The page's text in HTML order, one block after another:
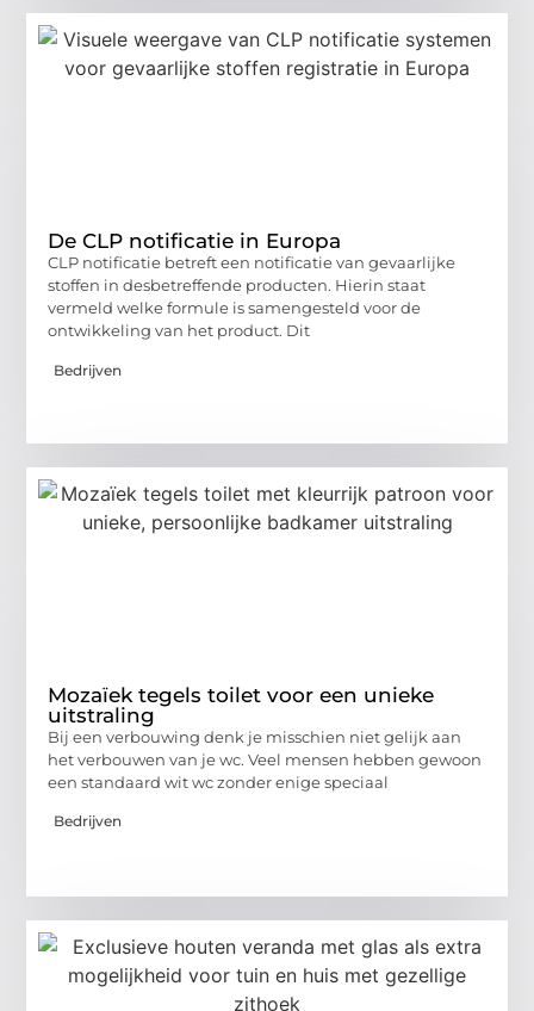
De CLP notificatie in Europa
CLP notificatie betreft een notificatie van gevaarlijke
stoffen in desbetreffende producten. Hierin staat
vermeld welke formule is samengesteld voor de
ontwikkeling van het product. Dit
Bedrijven
Mozaïek tegels toilet voor een unieke
uitstraling
Bij een verbouwing denk je misschien niet gelijk aan
het verbouwen van je wc. Veel mensen hebben gewoon
een standaard wit wc zonder enige speciaal
Bedrijven